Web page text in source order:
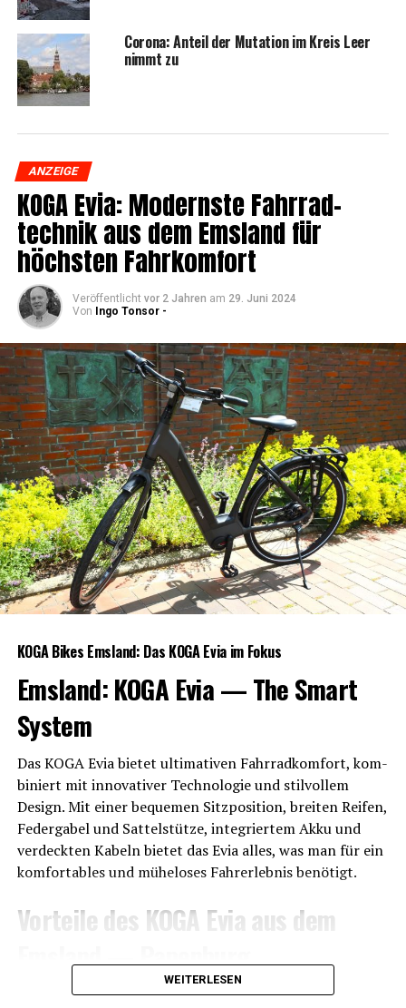
Coro­na: Anteil der Muta­ti­on im Kreis Leer
nimmt zu
ANZEIGE
KOGA Evia: Moderns­te Fahr­rad­
tech­nik aus dem Ems­land für
höchs­ten Fahrkomfort
Veröffentlicht vor 2 Jahren am 29. Juni 2024
Von
Ingo Tonsor -
KOGA Bikes Ems­land: Das KOGA Evia im Fokus
Ems­land: KOGA Evia — The Smart
System
Das KOGA Evia bie­tet ulti­ma­ti­ven Fahr­rad­kom­fort, kom­
bi­niert mit inno­va­ti­ver Tech­no­lo­gie und stil­vol­lem
Design. Mit einer beque­men Sitz­po­si­ti­on, brei­ten Rei­fen,
Feder­ga­bel und Sat­tel­stüt­ze, inte­grier­tem Akku und
ver­deck­ten Kabeln bie­tet das Evia alles, was man für ein
kom­for­ta­bles und mühe­lo­ses Fahr­erleb­nis benötigt.
Vor­tei­le des KOGA Evia aus dem
Ems­land — Papenburg
SP-Con­nect Halterung
WEITERLESEN